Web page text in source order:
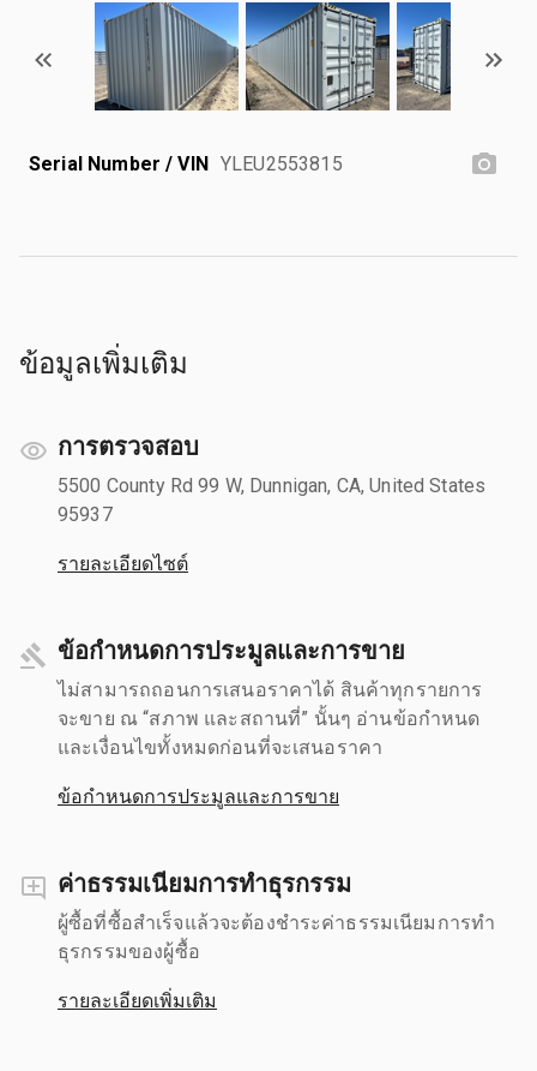
Serial Number / VIN YLEU2553815
ข้อมูลเพิ่มเติม
การตรวจสอบ
5500 County Rd 99 W, Dunnigan, CA, United States
95937
รายละเอียดไซต์
ข้อกำหนดการประมูลและการขาย
ไม่สามารถถอนการเสนอราคาได้ สินค้าทุกรายการ
จะขาย ณ “สภาพ และสถานที่” นั้นๆ อ่านข้อกำหนด
และเงื่อนไขทั้งหมดก่อนที่จะเสนอราคา
ข้อกำหนดการประมูลและการขาย
ค่าธรรมเนียมการทำธุรกรรม
ผู้ซื้อที่ซื้อสำเร็จแล้วจะต้องชำระค่าธรรมเนียมการทำ
ธุรกรรมของผู้ซื้อ
รายละเอียดเพิ่มเติม